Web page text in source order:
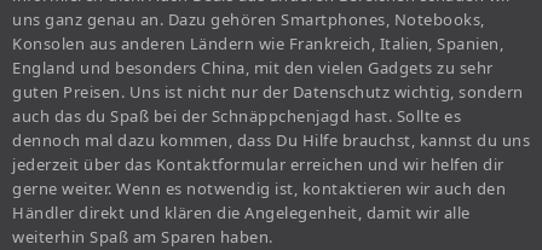
uns ganz genau an. Dazu gehören Smartphones, Notebooks,
Konsolen aus anderen Ländern wie Frankreich, Italien, Spanien,
England und besonders China, mit den vielen Gadgets zu sehr
guten Preisen. Uns ist nicht nur der Datenschutz wichtig, sondern
auch das du Spaß bei der Schnäppchenjagd hast. Sollte es
dennoch mal dazu kommen, dass Du Hilfe brauchst, kannst du uns
jederzeit über das Kontaktformular erreichen und wir helfen dir
gerne weiter. Wenn es notwendig ist, kontaktieren wir auch den
Händler direkt und klären die Angelegenheit, damit wir alle
weiterhin Spaß am Sparen haben.